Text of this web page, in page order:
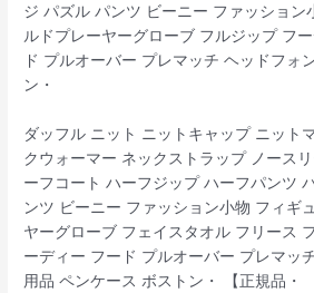
ジ パズル パンツ ビーニー ファッション
ルドプレーヤーグローブ フルジップ フ
ド プルオーバー プレマッチ ヘッドフォ
ン・
ダッフル ニット ニットキャップ ニット
クウォーマー ネックストラップ ノース
ーフコート ハーフジップ ハーフパンツ
ンツ ビーニー ファッション小物 フィギ
ヤーグローブ フェイスタオル フリース
ーディー フード プルオーバー プレマッ
用品 ペンケース ボストン・ 【正規品・